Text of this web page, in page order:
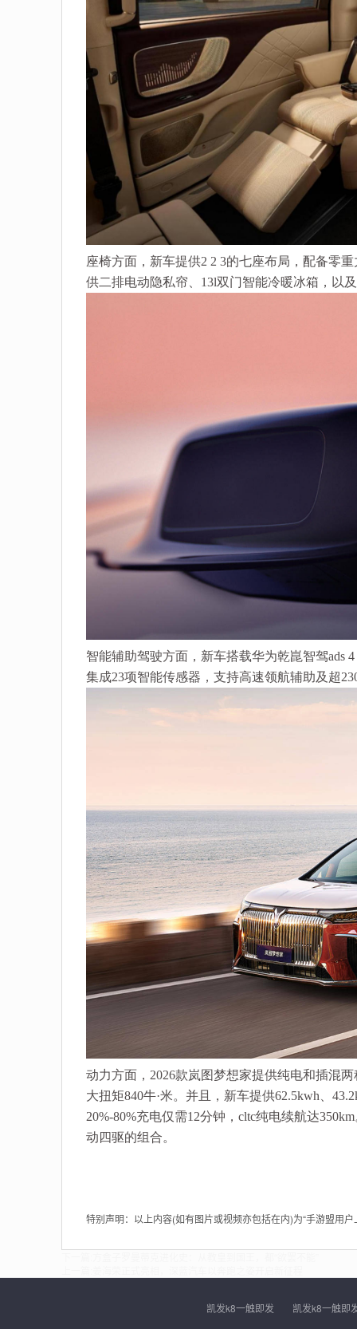
座椅方面，新车提供2 2 3的七座布局，配备零
供二排电动隐私帘、13l双门智能冷暖冰箱，以
智能辅助驾驶方面，新车搭载华为乾崑智驾ads
集成23项智能传感器，支持高速领航辅助及超
动力方面，2026款岚图梦想家提供纯电和插混
大扭矩840牛·米。并且，新车提供62.5kwh、
20%-80%充电仅需12分钟，cltc纯电续航达
动四驱的组合。
特别声明：以上内容(如有图片或视频亦包括在内)为“手游盟用
凯发k8一触即发
凯发k8一触即